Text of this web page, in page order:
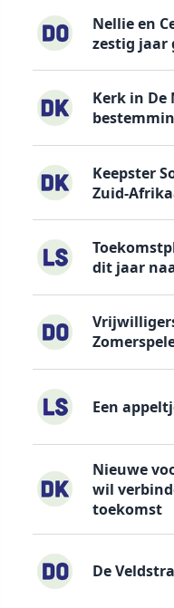
Nellie en
zestig jaar
Kerk in
Keepster
Zuid-
dit jaar
Een
Nieuwe
wil
toekomst
De